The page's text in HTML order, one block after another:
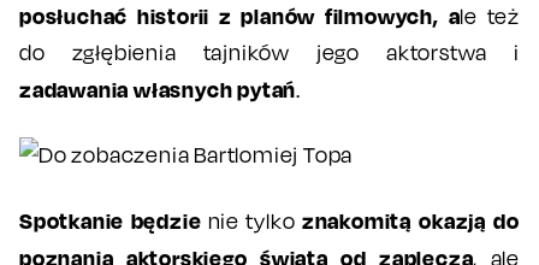
posłuchać historii z planów filmowych, ale też
do zgłębienia tajników jego aktorstwa i
zadawania własnych pytań.
Spotkanie będzie nie tylko znakomitą okazją do
poznania aktorskiego świata od zaplecza, ale